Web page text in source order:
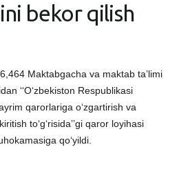
bekor qilish
Maktabgacha va maktab taʼlimi
‘‘Oʻzbekiston Respublikasi
qarorlariga oʻzgartirish va
toʻgʻrisida’’gi qaror loyihasi
qoʻyildi.